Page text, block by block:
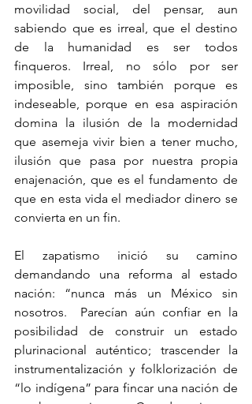
movilidad social, del pensar, aun
sabiendo que es irreal, que el destino
de la humanidad es ser todos
finqueros. Irreal, no sólo por ser
imposible, sino también porque es
indeseable, porque en esa aspiración
domina la ilusión de la modernidad
que asemeja vivir bien a tener mucho,
ilusión que pasa por nuestra propia
enajenación, que es el fundamento de
que en esta vida el mediador dinero se
convierta en un fin.
El zapatismo inició su camino
demandando una reforma al estado
nación: “nunca más un México sin
nosotros.  Parecían aún confiar en la
posibilidad de construir un estado
plurinacional auténtico; trascender la
instrumentalización y folklorización de
“lo indígena” para fincar una nación de